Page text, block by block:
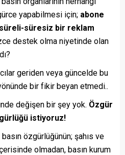
yapabilmesi için; abone
süresiz bir reklam
destek olma niyetinde olan
geriden veya güncelde bu
bir fikir beyan etmedi..
değişen bir şey yok. Özgür
istiyoruz!
özgürlüğünün; şahıs ve
olmadan, basın kurum